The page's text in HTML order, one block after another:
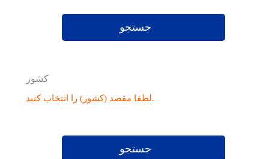
جستجو
کشور
لطفا مقصد (کشور) را انتخاب کنید.
جستجو